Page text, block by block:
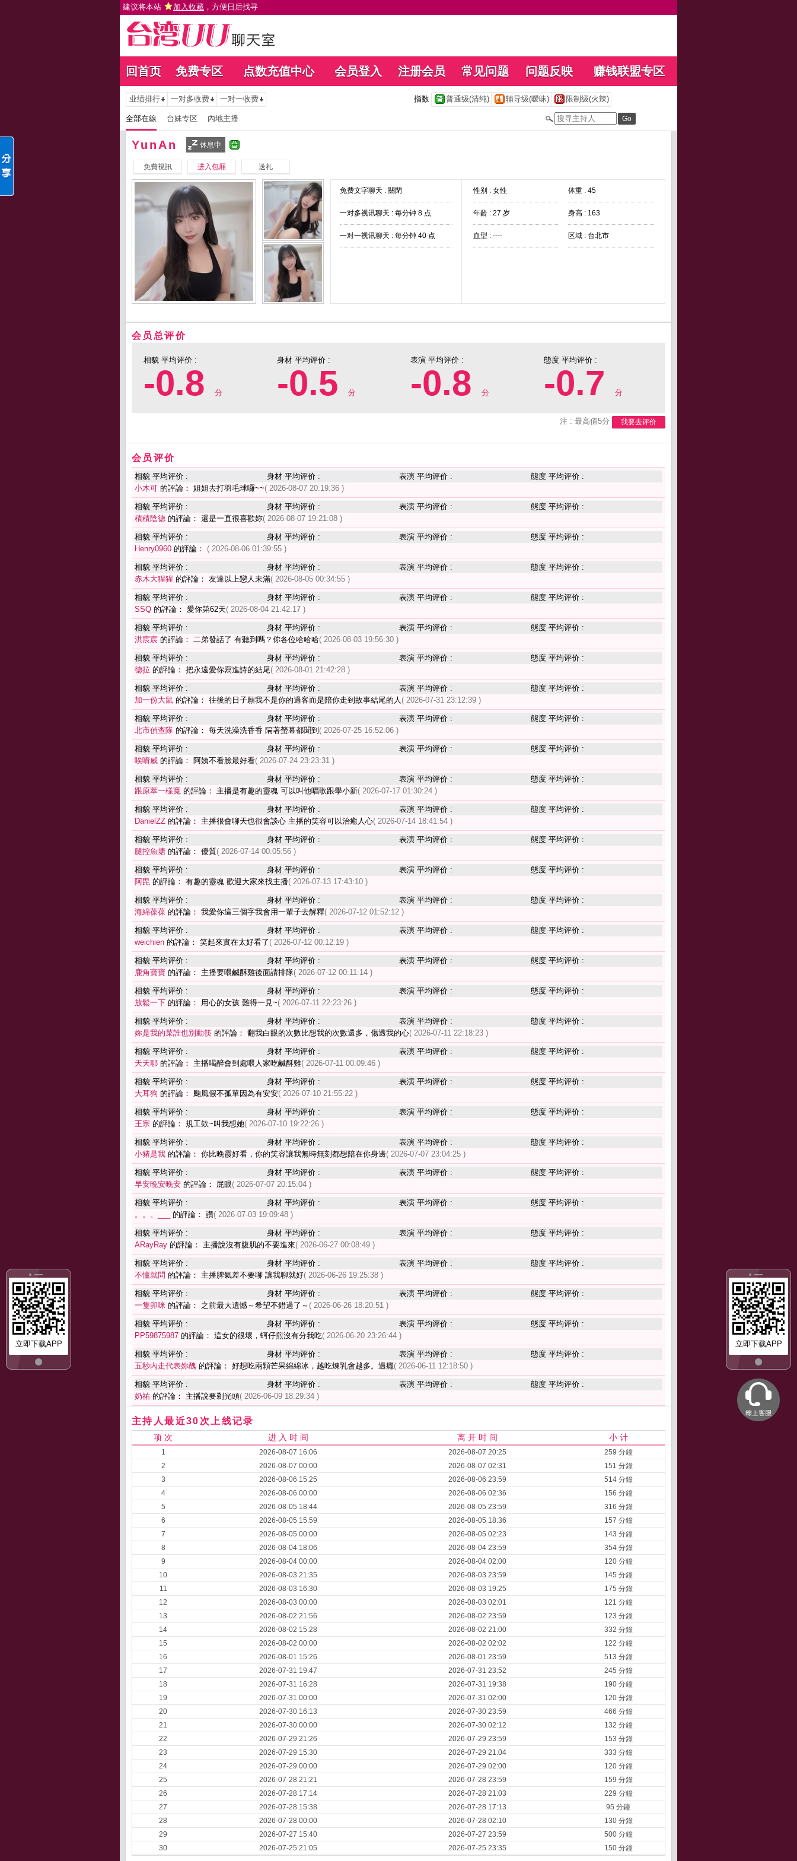
建议将本站 加入收藏 ，方便日后找寻
回首页 免费专区 点数充值中心 会员登入 注册会员 常见问题 问题反映 赚钱联盟专区
立即下载APP
立即下载APP
业绩排行 一对多收费 一对一收费 指数 普通级(清纯) 辅导级(暧昧) 限制级(火辣)
全部在線 台妹专区 內地主播
YunAn 休息中
免費視訊 进入包厢 送礼
免费文字聊天 : 關閉
一对多视讯聊天 : 每分钟 8 点
一对一视讯聊天 : 每分钟 40 点
性别 : 女性 体重 : 45
年龄 : 27 岁 身高 : 163
血型 : ---- 区域 : 台北市
会员总评价
相貌 平均评价 :
-0.8 分
身材 平均评价 :
-0.5 分
表演 平均评价 :
-0.8 分
態度 平均评价 :
-0.7 分
注 : 最高值5分 我要去评价
会员评价
相貌 平均评价 : 身材 平均评价 : 表演 平均评价 :
態度 平均评价 :
小木可 的評論： 姐姐去打羽毛球囉~~( 2026-08-07 20:19:36 )
相貌 平均评价 : 身材 平均评价 : 表演 平均评价 :
態度 平均评价 :
積積陰德 的評論： 還是一直很喜歡妳( 2026-08-07 19:21:08 )
相貌 平均评价 : 身材 平均评价 : 表演 平均评价 :
態度 平均评价 :
Henry0960 的評論： ( 2026-08-06 01:39:55 )
相貌 平均评价 : 身材 平均评价 : 表演 平均评价 :
態度 平均评价 :
赤木大猩猩 的評論： 友達以上戀人未滿( 2026-08-05 00:34:55 )
相貌 平均评价 : 身材 平均评价 : 表演 平均评价 :
態度 平均评价 :
SSQ 的評論： 愛你第62天( 2026-08-04 21:42:17 )
相貌 平均评价 : 身材 平均评价 : 表演 平均评价 :
態度 平均评价 :
洪宸宸 的評論： 二弟發話了 有聽到嗎？你各位哈哈哈( 2026-08-03 19:56:30 )
相貌 平均评价 : 身材 平均评价 : 表演 平均评价 :
態度 平均评价 :
德拉 的評論： 把永遠愛你寫進詩的結尾( 2026-08-01 21:42:28 )
相貌 平均评价 : 身材 平均评价 : 表演 平均评价 :
態度 平均评价 :
加一份大鼠 的評論： 往後的日子願我不是你的過客而是陪你走到故事結尾的人 ( 2026-07-31 23:12:39 )
相貌 平均评价 : 身材 平均评价 : 表演 平均评价 :
態度 平均评价 :
北市偵查隊 的評論： 每天洗澡洗香香 隔著螢幕都聞到 ( 2026-07-25 16:52:06 )
相貌 平均评价 : 身材 平均评价 : 表演 平均评价 :
態度 平均评价 :
唉唷威 的評論： 阿姨不看臉最好看( 2026-07-24 23:23:31 )
相貌 平均评价 : 身材 平均评价 : 表演 平均评价 :
態度 平均评价 :
跟原萃一樣寬 的評論： 主播是有趣的靈魂 可以叫他唱歌跟學小新( 2026-07-17 01:30:24 )
相貌 平均评价 : 身材 平均评价 : 表演 平均评价 :
態度 平均评价 :
DanielZZ 的評論： 主播很會聊天也很會談心 主播的笑容可以治癒人心( 2026-07-14 18:41:54 )
相貌 平均评价 : 身材 平均评价 : 表演 平均评价 :
態度 平均评价 :
腿控魚塘 的評論： 優質( 2026-07-14 00:05:56 )
相貌 平均评价 : 身材 平均评价 : 表演 平均评价 :
態度 平均评价 :
阿毘 的評論： 有趣的靈魂 歡迎大家來找主播( 2026-07-13 17:43:10 )
相貌 平均评价 : 身材 平均评价 : 表演 平均评价 :
態度 平均评价 :
海綿葆葆 的評論： 我愛你這三個字我會用一輩子去解釋( 2026-07-12 01:52:12 )
相貌 平均评价 : 身材 平均评价 : 表演 平均评价 :
態度 平均评价 :
weichien 的評論： 笑起來實在太好看了 ( 2026-07-12 00:12:19 )
相貌 平均评价 : 身材 平均评价 : 表演 平均评价 :
態度 平均评价 :
鹿角寶寶 的評論： 主播要喂鹹酥雞後面請排隊( 2026-07-12 00:11:14 )
相貌 平均评价 : 身材 平均评价 : 表演 平均评价 :
態度 平均评价 :
放鬆一下 的評論： 用心的女孩 難得一見~( 2026-07-11 22:23:26 )
相貌 平均评价 : 身材 平均评价 : 表演 平均评价 :
態度 平均评价 :
妳是我的菜誰也別動筷 的評論： 翻我白眼的次數比想我的次數還多，傷透我的心( 2026-07-11 22:18:23 )
相貌 平均评价 : 身材 平均评价 : 表演 平均评价 :
態度 平均评价 :
天天耶 的評論： 主播喝醉會到處喂人家吃鹹酥雞( 2026-07-11 00:09:46 )
相貌 平均评价 : 身材 平均评价 : 表演 平均评价 :
態度 平均评价 :
大耳狗 的評論： 颱風假不孤單因為有安安( 2026-07-10 21:55:22 )
相貌 平均评价 : 身材 平均评价 : 表演 平均评价 :
態度 平均评价 :
王宗 的評論： 規工欸~叫我想她( 2026-07-10 19:22:26 )
相貌 平均评价 : 身材 平均评价 : 表演 平均评价 :
態度 平均评价 :
小豬是我 的評論： 你比晚霞好看，你的笑容讓我無時無刻都想陪在你身邊( 2026-07-07 23:04:25 )
相貌 平均评价 : 身材 平均评价 : 表演 平均评价 :
態度 平均评价 :
早安晚安晚安 的評論： 屁眼( 2026-07-07 20:15:04 )
相貌 平均评价 : 身材 平均评价 : 表演 平均评价 :
態度 平均评价 :
。。。___
的評論： 讚( 2026-07-03 19:09:48 )
相貌 平均评价 : 身材 平均评价 : 表演 平均评价 :
態度 平均评价 :
ARayRay 的評論： 主播說沒有腹肌的不要進來( 2026-06-27 00:08:49 )
相貌 平均评价 : 身材 平均评价 : 表演 平均评价 :
態度 平均评价 :
不懂就問 的評論： 主播脾氣差不要聊 讓我聊就好( 2026-06-26 19:25:38 )
相貌 平均评价 : 身材 平均评价 : 表演 平均评价 :
態度 平均评价 :
一隻卯咪 的評論： 之前最大遺憾～希望不錯過了～ ( 2026-06-26 18:20:51 )
相貌 平均评价 : 身材 平均评价 : 表演 平均评价 :
態度 平均评价 :
PP59875987 的評論： 這女的很壞，蚵仔煎沒有分我吃( 2026-06-20 23:26:44 )
相貌 平均评价 : 身材 平均评价 : 表演 平均评价 :
態度 平均评价 :
五秒內走代表妳醜 的評論： 好想吃兩顆芒果綿綿冰，越吃煉乳會越多。過癮( 2026-06-11 12:18:50 )
相貌 平均评价 : 身材 平均评价 : 表演 平均评价 :
態度 平均评价 :
奶祐 的評論： 主播說要剃光頭( 2026-06-09 18:29:34 )
主持人最近30次上线记录
项 次 进 入 时 间 离 开 时 间 小 计
1 2026-08-07 16:06 2026-08-07 20:25
259 分鐘
2
2026-08-07 00:00 2026-08-07 02:31
151 分鐘
3
2026-08-06 15:25 2026-08-06 23:59
514 分鐘
4
2026-08-06 00:00 2026-08-06 02:36
156 分鐘
5
2026-08-05 18:44 2026-08-05 23:59
316 分鐘
6
2026-08-05 15:59 2026-08-05 18:36
157 分鐘
7
2026-08-05 00:00 2026-08-05 02:23
143 分鐘
8
2026-08-04 18:06 2026-08-04 23:59
354 分鐘
9
2026-08-04 00:00 2026-08-04 02:00
120 分鐘
10
2026-08-03 21:35 2026-08-03 23:59
145 分鐘
11
2026-08-03 16:30 2026-08-03 19:25
175 分鐘
12
2026-08-03 00:00 2026-08-03 02:01
121 分鐘
13
2026-08-02 21:56 2026-08-02 23:59
123 分鐘
14
2026-08-02 15:28 2026-08-02 21:00
332 分鐘
15
2026-08-02 00:00 2026-08-02 02:02
122 分鐘
16
2026-08-01 15:26 2026-08-01 23:59
513 分鐘
17
2026-07-31 19:47 2026-07-31 23:52
245 分鐘
18
2026-07-31 16:28 2026-07-31 19:38
190 分鐘
19
2026-07-31 00:00 2026-07-31 02:00
120 分鐘
20
2026-07-30 16:13 2026-07-30 23:59
466 分鐘
21
2026-07-30 00:00 2026-07-30 02:12
132 分鐘
22
2026-07-29 21:26 2026-07-29 23:59
153 分鐘
23
2026-07-29 15:30 2026-07-29 21:04
333 分鐘
24
2026-07-29 00:00 2026-07-29 02:00
120 分鐘
25
2026-07-28 21:21 2026-07-28 23:59
159 分鐘
26
2026-07-28 17:14 2026-07-28 21:03
229 分鐘
27
2026-07-28 15:38 2026-07-28 17:13
95 分鐘
28
2026-07-28 00:00 2026-07-28 02:10
130 分鐘
29
2026-07-27 15:40 2026-07-27 23:59
500 分鐘
30
2026-07-25 21:05 2026-07-25 23:35 150 分鐘